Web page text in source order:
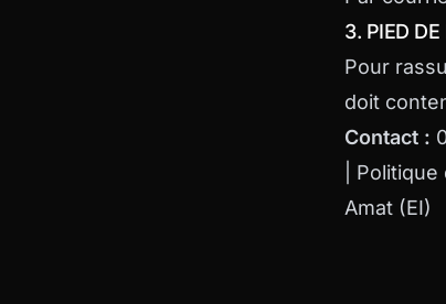
3. PIED
Pour
doit
Contact :
|
Amat (EI)